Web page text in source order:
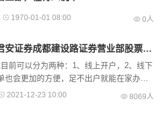
1970-01-01 08:00 0人
你好我想问一下国泰君安证券成都建设路证券营业部股票怎么开户
前可以分为两种：1、线上开户，2、线下
也会更加的方便，足不出户就能在家办
周末和晚上同样可以开户的，对上...
2021-12-23 10:00 8069人